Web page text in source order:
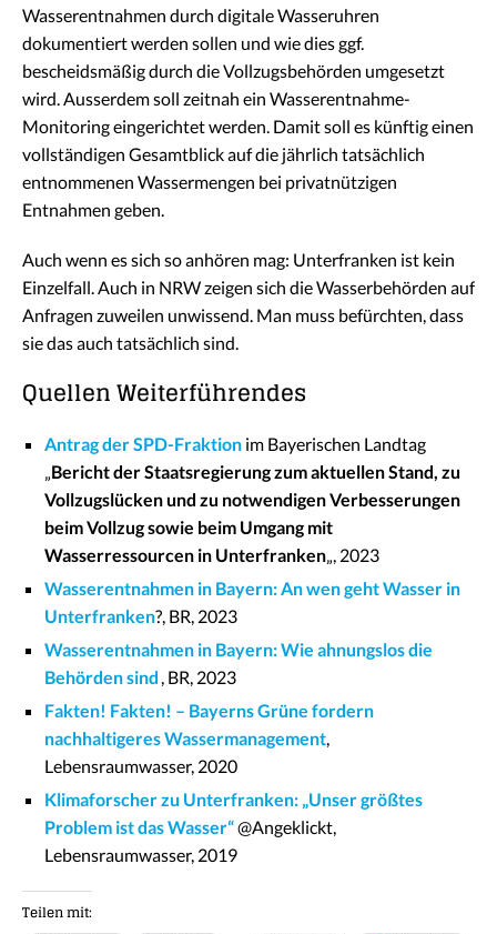
Wasserentnahmen durch digitale Wasseruhren
dokumentiert werden sollen und wie dies ggf.
bescheidsmäßig durch die Vollzugsbehörden umgesetzt
wird. Ausserdem soll zeitnah ein Wasserentnahme-
Monitoring eingerichtet werden. Damit soll es künftig einen
vollständigen Gesamtblick auf die jährlich tatsächlich
entnommenen Wassermengen bei privatnützigen
Entnahmen geben.
Auch wenn es sich so anhören mag: Unterfranken ist kein
Einzelfall. Auch in NRW zeigen sich die Wasserbehörden auf
Anfragen zuweilen unwissend. Man muss befürchten, dass
sie das auch tatsächlich sind.
Quellen Weiterführendes
Antrag der SPD-Fraktion im Bayerischen Landtag
„Bericht der Staatsregierung zum aktuellen Stand, zu
Vollzugslücken und zu notwendigen Verbesserungen
beim Vollzug sowie beim Umgang mit
Wasserressourcen in Unterfranken„, 2023
Wasserentnahmen in Bayern: An wen geht Wasser in
Unterfranken?, BR, 2023
Wasserentnahmen in Bayern: Wie ahnungslos die
Behörden sind, BR, 2023
Fakten! Fakten! – Bayerns Grüne fordern
nachhaltigeres Wassermanagement,
Lebensraumwasser, 2020
Klimaforscher zu Unterfranken: „Unser größtes
Problem ist das Wasser“@Angeklickt,
Lebensraumwasser, 2019
Teilen mit: